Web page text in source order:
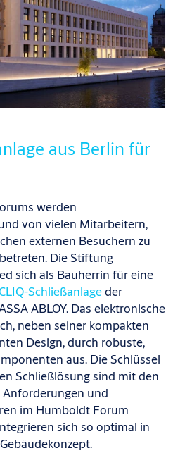
aus Berlin für
werden
von vielen Mitarbeitern,
externen Besuchern zu
Die Stiftung
sich als Bauherrin für eine
Schließanlageder
ABLOY. Das elektronische
neben seiner kompakten
Design, durch robuste,
aus. Die Schlüssel
Schließlösung sind mit den
und
im Humboldt Forum
sich so optimal in